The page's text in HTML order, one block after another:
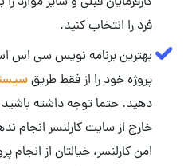
فرد را انتخاب کنید.
بهترین برنامه نویس سی اس
پروژه خود را از فقط طریق
دهید. حتما توجه داشته
خارج از سایت کارلنسر انجام
امن کارلنسر، خیالتان از